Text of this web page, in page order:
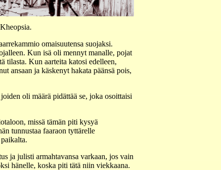
omaisuutensa suojaksi.
Kun isä oli mennyt manalle, pojat
tilasta. Kun aarteita katosi edelleen,
ansaan ja käskenyt hakata päänsä pois,
oli määrä pidättää se, joka osoittaisi
missä tämän piti kysyä
tunnustaa faaraon tyttärelle
ja julisti armahtavansa varkaan, jos vain
hänelle, koska piti tätä niin viekkaana.